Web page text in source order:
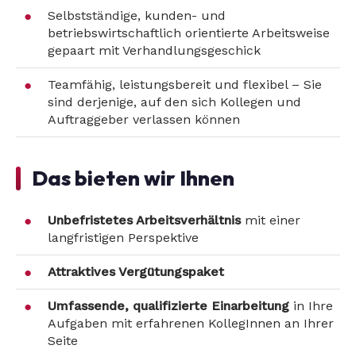
Selbstständige, kunden- und
betriebswirtschaftlich orientierte Arbeitsweise
gepaart mit Verhandlungsgeschick
Teamfähig, leistungsbereit und flexibel – Sie
sind derjenige, auf den sich Kollegen und
Auftraggeber verlassen können
Das bieten wir Ihnen
Unbefristetes Arbeitsverhältnismit einer
langfristigen Perspektive
Attraktives Vergütungspaket
Umfassende, qualifizierte Einarbeitung in Ihre
Aufgaben mit erfahrenen KollegInnen an Ihrer
Seite